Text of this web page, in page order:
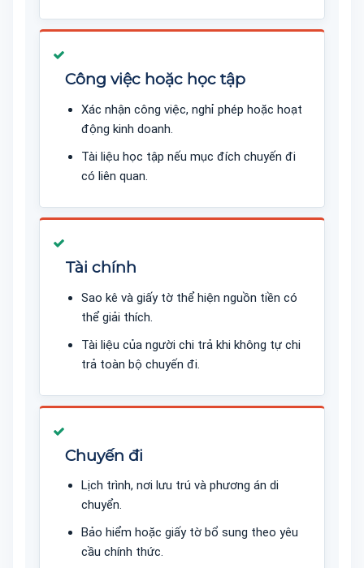
Công việc hoặc học tập
Xác nhận công việc, nghỉ phép hoặc hoạt
động kinh doanh.
Tài liệu học tập nếu mục đích chuyến đi
có liên quan.
Tài chính
Sao kê và giấy tờ thể hiện nguồn tiền có
thể giải thích.
Tài liệu của người chi trả khi không tự chi
trả toàn bộ chuyến đi.
Chuyến đi
Lịch trình, nơi lưu trú và phương án di
chuyển.
Bảo hiểm hoặc giấy tờ bổ sung theo yêu
cầu chính thức.